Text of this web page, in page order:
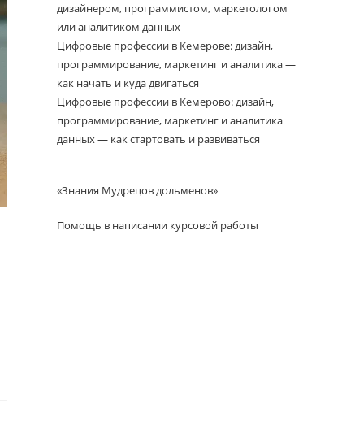
дизайнером, программистом, маркетологом
или аналитиком данных
Цифровые профессии в Кемерове: дизайн,
программирование, маркетинг и аналитика —
как начать и куда двигаться
Цифровые профессии в Кемерово: дизайн,
программирование, маркетинг и аналитика
данных — как стартовать и развиваться
«Знания Мудрецов дольменов»
Помощь в написании курсовой работы